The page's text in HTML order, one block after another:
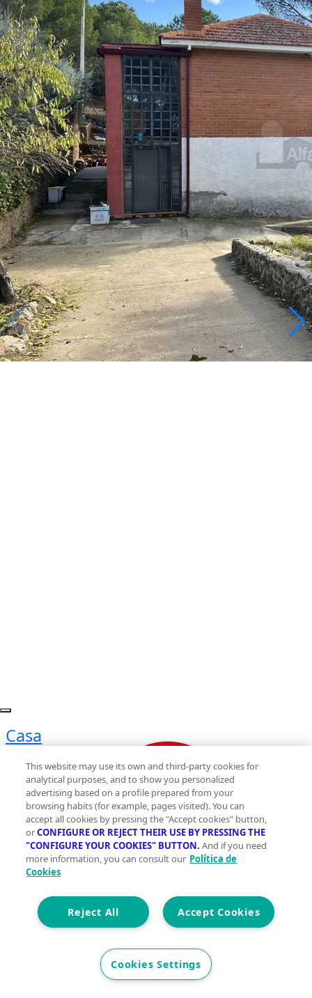
Casa
venta
Navas
del
Rey
Planta
This website may use its own and third-party cookies for
analytical purposes, and to show you personalized
advertising based on a profile prepared from your
browsing habits (for example, pages visited). You can
accept all cookies by pressing the "Accept cookies" button,
orCONFIGURE OR REJECT THEIR USE BY PRESSING THE
"CONFIGURE YOUR COOKIES" BUTTON. And if you need
more information, you can consult our Política de
Cookies
Accept Cookies
Reject All
Cookies Settings